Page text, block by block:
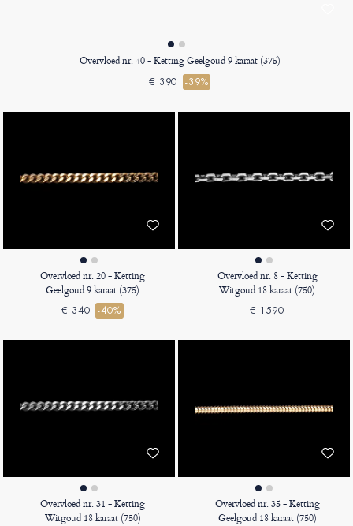
Overvloed nr. 40 - Ketting Geelgoud 9 karaat (375)
€ 390 -39%
Overvloed nr. 20 - Ketting
Geelgoud 9 karaat (375)
€ 340 -40%
Overvloed nr. 8 - Ketting
Witgoud 18 karaat (750)
€ 1590
Overvloed nr. 31 - Ketting
Witgoud 18 karaat (750)
Overvloed nr. 35 - Ketting
Geelgoud 18 karaat (750)